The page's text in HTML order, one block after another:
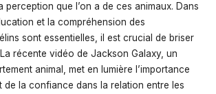
perception que l’on a de ces animaux. Dans
et la compréhension des
sont essentielles, il est crucial de briser
récente vidéo de Jackson Galaxy, un
animal, met en lumière l’importance
de la confiance dans la relation entre les